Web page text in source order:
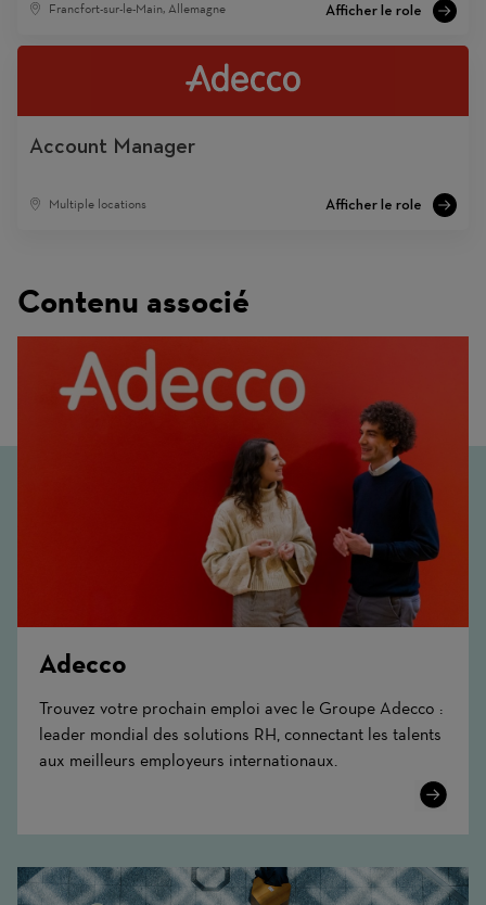
Francfort-sur-le-Main, Allemagne
Account Manager
Multiple locations
Contenu associé
Adecco
Trouvez votre prochain emploi avec le Groupe Adecco :
leader mondial des solutions RH, connectant les talents
aux meilleurs employeurs internationaux.
Learn